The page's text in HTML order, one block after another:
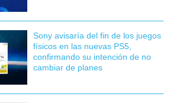
Sony avisaría del fin de los juegos
físicos en las nuevas PS5,
confirmando su intención de no
cambiar de planes